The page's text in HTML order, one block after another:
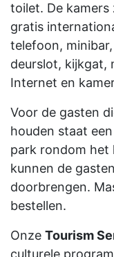
toilet. De kamers
gratis
telefoon,
deurslot, kijkgat,
Internet en
Voor de gasten
houden staat een
park rondom het
kunnen de
doorbrengen.
bestellen.
Onze Tourism
culturele